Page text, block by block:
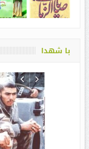
با شهدا